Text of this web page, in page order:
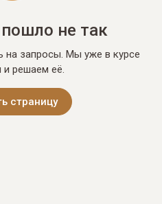
не так
на запросы. Мы уже в курсе
решаем её.
страницу